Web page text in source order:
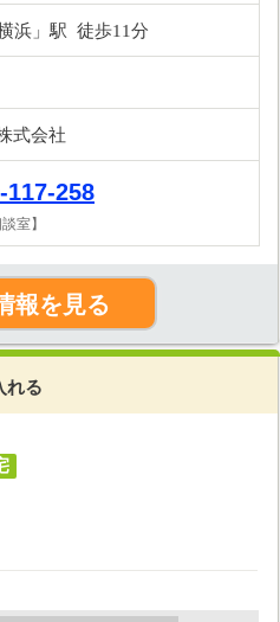
浜」駅 徒歩11分
式会社
117-258
室】
報を見る
れる